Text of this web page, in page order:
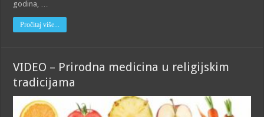
godina, …
Pročitaj više...
VIDEO – Prirodna medicina u religijskim
tradicijama